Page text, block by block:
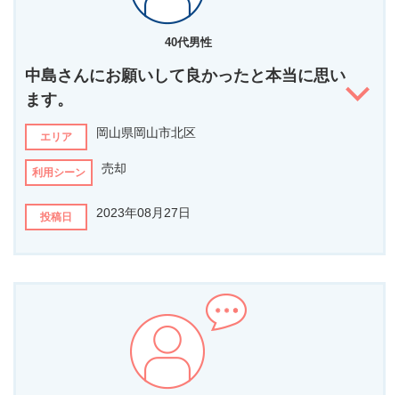
どんなことを相談されましたか？
実家の母が倒れ、要介護で施設に入居する事になった事で空き家に
放置するわけにもいかなく、自分も鹿児島から関西へは頻繁に行き
来出来ないので売却することで相談させて頂きました。
他社と比較して、なぜこの担当者に決めましたか？
幾つかの業者さんからは連絡がありその都度相談していましたが1
番確実で最新の情報提供と現実的で納得の出来るご提案をして頂き
何となくですが安心感が持てたので決めました。
担当者へ伝えたいメッセージがあればお書きください
ただ相談するだけでなく、必要な事は自分でも色々手続きした事で
売却の流れについて勉強になりました。
この１年は長いようであっと言う間だった様に感じました。
お身体にご留意頂き、今後も益々のご活躍を期待しております。
担当者からのコメント
物理的な距離があり、お任せいただく不動産会社を決める事は
40代男性
中島さんにお願いして良かったと本当に思い
ます。
エリア 岡山県岡山市北区
利用シーン 売却
投稿日 2023年08月27日
どんなことを相談されましたか？